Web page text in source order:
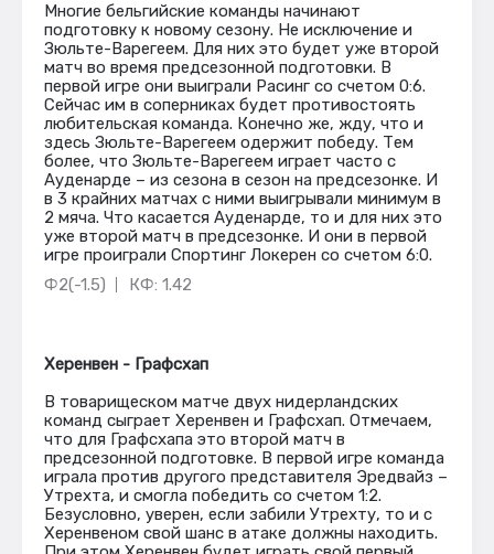
Многие бельгийские команды начинают
подготовку к новому сезону. Не исключение и
Зюльте-Варегеем. Для них это будет уже второй
матч во время предсезонной подготовки. В
первой игре они выиграли Расинг со счетом 0:6.
Сейчас им в соперниках будет противостоять
любительская команда. Конечно же, жду, что и
здесь Зюльте-Варегеем одержит победу. Тем
более, что Зюльте-Варегеем играет часто с
Ауденарде – из сезона в сезон на предсезонке. И
в 3 крайних матчах с ними выигрывали минимум в
2 мяча. Что касается Ауденарде, то и для них это
уже второй матч в предсезонке. И они в первой
игре проиграли Спортинг Локерен со счетом 6:0.
Ф2(-1.5)
КФ: 1.42
Херенвен - Графсхап
В товарищеском матче двух нидерландских
команд сыграет Херенвен и Графсхап. Отмечаем,
что для Графсхапа это второй матч в
предсезонной подготовке. В первой игре команда
играла против другого представителя Эредвайз –
Утрехта, и смогла победить со счетом 1:2.
Безусловно, уверен, если забили Утрехту, то и с
Херенвеном свой шанс в атаке должны находить.